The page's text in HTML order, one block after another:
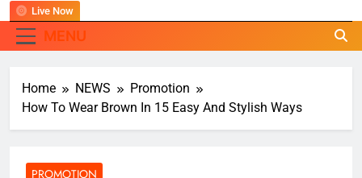
ททท. ร่วมมือกับ จุฬาลงกรณ์มหาวิทยาลัย จัดสัมมนา
ธุรกิจท่องเที่ยวไทย “ขายได้ ขายดี ขายนาน”
MENU
Live Now
Home NEWS
Promotion
How To Wear Brown In 15 Easy And Stylish Ways
PROMOTION